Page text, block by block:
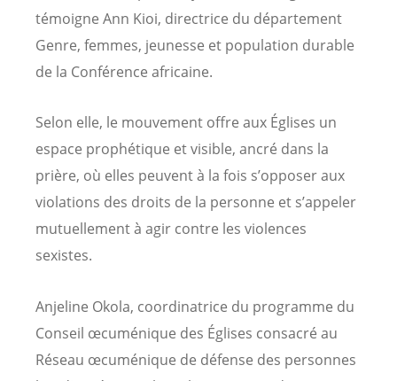
témoigne Ann Kioi, directrice du département
Genre, femmes, jeunesse et population durable
de la Conférence africaine.
Selon elle, le mouvement offre aux Églises un
espace prophétique et visible, ancré dans la
prière, où elles peuvent à la fois s’opposer aux
violations des droits de la personne et s’appeler
mutuellement à agir contre les violences
sexistes.
Anjeline Okola, coordinatrice du programme du
Conseil œcuménique des Églises consacré au
Réseau œcuménique de défense des personnes